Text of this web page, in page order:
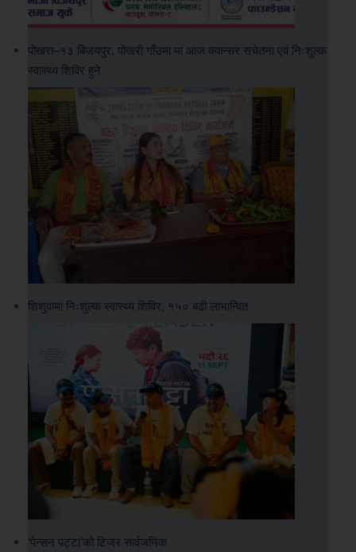
पोखरा–१३ बिजयपुर, पोखरी गाँउमा मा आज क्यान्सर सचेतना एवं निःशुल्क
स्वास्थ्य शिविर हुने
शिशुवामा निःशुल्क स्वास्थ्य शिविर, १५० बढी लाभान्वित
‘पेन्सन पट्टा’को टिजर सार्वजनिक